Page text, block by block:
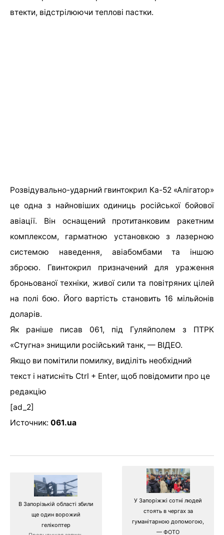
втекти, відстрілюючи теплові пастки.
Розвідувально-ударний гвинтокрил Ка-52 «Алігатор»
це одна з найновіших одиниць російської бойової
авіації. Він оснащений протитанковим ракетним
комплексом, гарматною установкою з лазерною
системою наведення, авіабомбами та іншою
зброєю. Гвинтокрил призначений для ураження
броньованої техніки, живої сили та повітряних цілей
на полі бою. Його вартість становить 16 мільйонів
доларів.
Як раніше писав 061, під Гуляйполем з ПТРК
«Стугна» знищили російський танк, — ВІДЕО.
Якщо ви помітили помилку, виділіть необхідний
текст і натисніть Ctrl + Enter, щоб повідомити про це
редакцію
[ad_2]
Источник: 061.ua
В Запорізькій області збили
ще один ворожий
гелікоптер
У Запоріжжі сотні людей
стоять в чергах за
гуманітарною допомогою,
— ФОТО